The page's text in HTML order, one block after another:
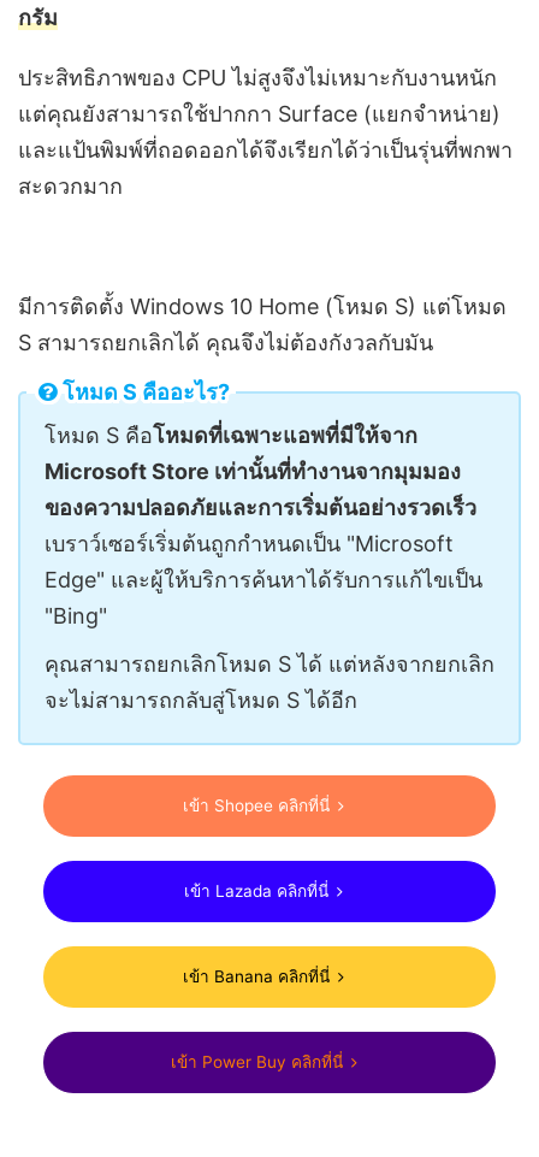
กรัม
ประสิทธิภาพของ CPU ไม่สูงจึงไม่เหมาะกับงานหนัก
แต่คุณยังสามารถใช้ปากกา Surface (แยกจำหน่าย)
และแป้นพิมพ์ที่ถอดออกได้จึงเรียกได้ว่าเป็นรุ่นที่พกพา
สะดวกมาก
มีการติดตั้ง Windows 10 Home (โหมด S) แต่โหมด
S สามารถยกเลิกได้ คุณจึงไม่ต้องกังวลกับมัน
โหมด S คืออะไร?
โหมด S คือโหมดที่เฉพาะแอพที่มีให้จาก
Microsoft Store เท่านั้นที่ทำงานจากมุมมอง
ของความปลอดภัยและการเริ่มต้นอย่างรวดเร็ว
เบราว์เซอร์เริ่มต้นถูกกำหนดเป็น "Microsoft
Edge" และผู้ให้บริการค้นหาได้รับการแก้ไขเป็น
"Bing"
คุณสามารถยกเลิกโหมด S ได้ แต่หลังจากยกเลิก
จะไม่สามารถกลับสู่โหมด S ได้อีก
เข้า Shopee คลิกที่นี่
เข้า Lazada คลิกที่นี่
เข้า Banana คลิกที่นี่
เข้า Power Buy คลิกที่นี่